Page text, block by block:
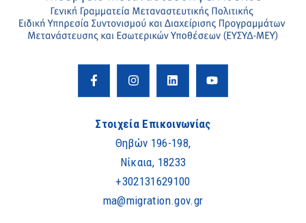
Στοιχεία Επικοινωνίας
Θηβών 196-198,
Νίκαια, 18233
+302131629100
ma@migration.gov.gr